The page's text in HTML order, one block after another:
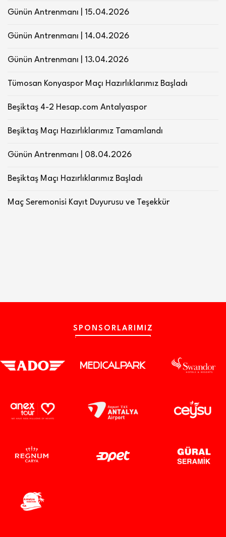
Günün Antrenmanı | 15.04.2026
Günün Antrenmanı | 14.04.2026
Günün Antrenmanı | 13.04.2026
Tümosan Konyaspor Maçı Hazırlıklarımız Başladı
Beşiktaş 4-2 Hesap.com Antalyaspor
Beşiktaş Maçı Hazırlıklarımız Tamamlandı
Günün Antrenmanı | 08.04.2026
Beşiktaş Maçı Hazırlıklarımız Başladı
Maç Seremonisi Kayıt Duyurusu ve Teşekkür
SPONSORLARIMIZ